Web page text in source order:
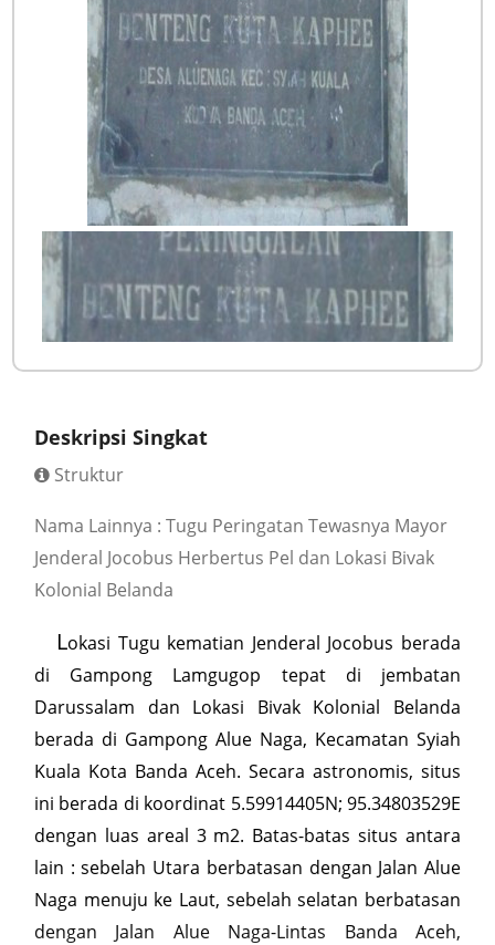
Deskripsi Singkat
Struktur
Nama Lainnya : Tugu Peringatan Tewasnya Mayor
Jenderal Jocobus Herbertus Pel dan Lokasi Bivak
Kolonial Belanda
Lokasi Tugu kematian Jenderal Jocobus berada
di Gampong Lamgugop tepat di jembatan
Darussalam dan Lokasi Bivak Kolonial Belanda
berada di Gampong Alue Naga, Kecamatan Syiah
Kuala Kota Banda Aceh. Secara astronomis, situs
ini berada di koordinat 5.59914405N; 95.34803529E
dengan luas areal 3 m2. Batas-batas situs antara
lain : sebelah Utara berbatasan dengan Jalan Alue
Naga menuju ke Laut, sebelah selatan berbatasan
dengan Jalan Alue Naga-Lintas Banda Aceh,